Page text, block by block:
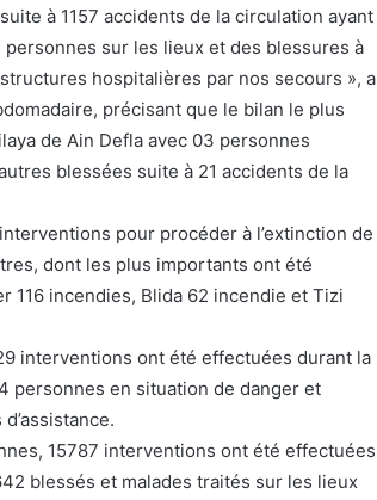
à 1157 accidents de la circulation ayant
sur les lieux et des blessures à
hospitalières par nos secours », a
précisant que le bilan le plus
de Ain Defla avec 03 personnes
blessées suite à 21 accidents de la
pour procéder à l’extinction de
dont les plus importants ont été
116 incendies, Blida 62 incendie et Tizi
interventions ont été effectuées durant la
personnes en situation de danger et
15787 interventions ont été effectuées
blessés et malades traités sur les lieux